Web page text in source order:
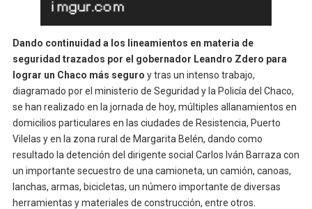
Dando continuidad a los lineamientos en materia de
seguridad trazados por el gobernador Leandro Zdero para
lograr un Chaco más seguro y tras un intenso trabajo,
diagramado por el ministerio de Seguridad y la Policía del Chaco,
se han realizado en la jornada de hoy, múltiples allanamientos en
domicilios particulares en las ciudades de Resistencia, Puerto
Vilelas y en la zona rural de Margarita Belén, dando como
resultado la detención del dirigente social Carlos Iván Barraza con
un importante secuestro de una camioneta, un camión, canoas,
lanchas, armas, bicicletas, un número importante de diversas
herramientas y materiales de construcción, entre otros.